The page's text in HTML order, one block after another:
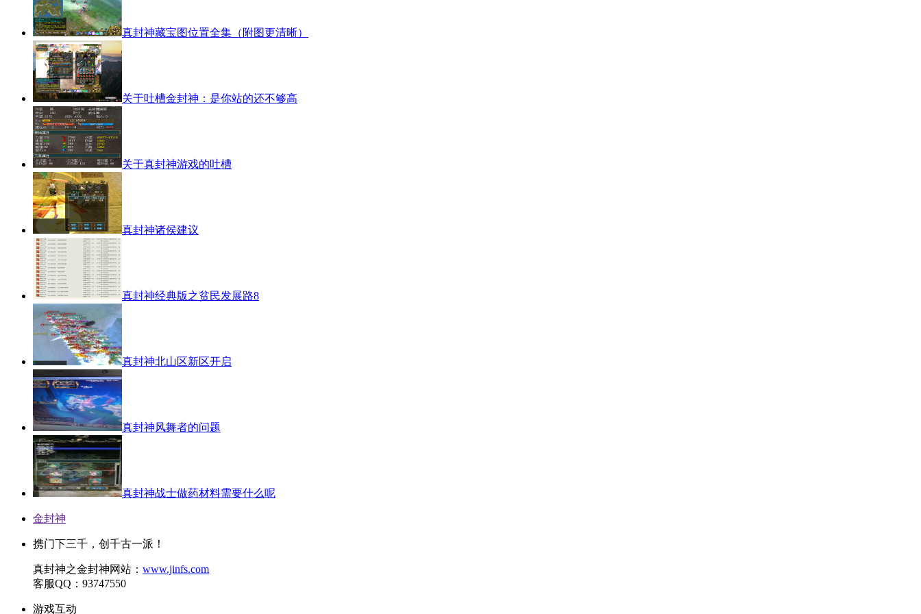
真封神藏宝图位置全集（附图更清晰）
关于吐槽金封神：是你站的还不够高
关于真封神游戏的吐槽
真封神诸侯建议
真封神经典版之贫民发展路8
真封神北山区新区开启
真封神风舞者的问题
真封神战士做药材料需要什么呢
金封神
携门下三千，创千古一派！
真封神之金封神网站： www.jinfs.com
客服QQ：93747550
游戏互动